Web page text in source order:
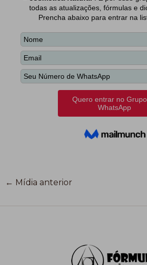
← Mídia anterior